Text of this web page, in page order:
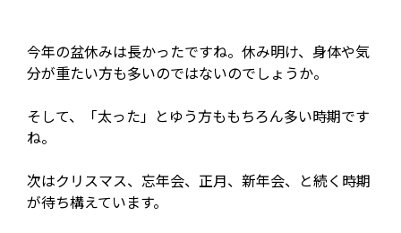
今年の盆休みは長かったですね。休み明け、身体や気
分が重たい方も多いのではないのでしょうか。
そして、「太った」とゆう方ももちろん多い時期です
ね。
次はクリスマス、忘年会、正月、新年会、と続く時期
が待ち構えています。